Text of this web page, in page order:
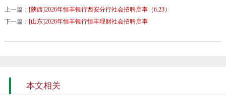
上一篇： [陕西]2026年恒丰银行西安分行社会招聘启事（6.23）
下一篇： [山东]2026年恒丰银行恒丰理财社会招聘启事
本文相关